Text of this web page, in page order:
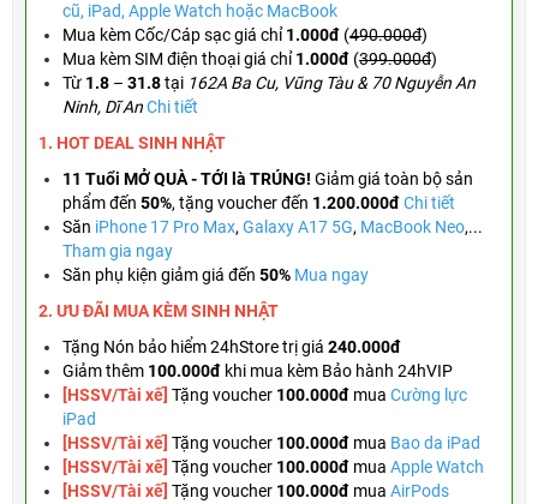
cũ, iPad, Apple Watch hoặc MacBook
Mua kèm Cốc/Cáp sạc giá chỉ1.000đ (490.000đ)
Mua kèm SIM điện thoại giá chỉ1.000đ (399.000đ)
Từ 1.8 – 31.8tại 162A Ba Cu, Vũng Tàu & 70 Nguyễn An
Ninh, Dĩ AnChi tiết
1. HOT DEAL SINH NHẬT
11 Tuổi MỞ QUÀ - TỚI là TRÚNG! Giảm giá toàn bộ sản
phẩm đến 50%, tặng voucher đến 1.200.000đChi tiết
Săn iPhone 17 Pro Max, Galaxy A17 5G, MacBook Neo,...
Tham gia ngay
Săn phụ kiện giảm giá đến 50% Mua ngay
2. ƯU ĐÃI MUA KÈMSINH NHẬT
Tặng Nón bảo hiểm 24hStore trị giá 240.000đ
Giảm thêm 100.000đ khi mua kèm Bảo hành 24hVIP
[HSSV/Tài xế] Tặng voucher 100.000đ mua Cường lực
iPad
[HSSV/Tài xế] Tặng voucher 100.000đ mua Bao da iPad
[HSSV/Tài xế] Tặng voucher 100.000đ mua Apple Watch
[HSSV/Tài xế] Tặng voucher 100.000đ mua AirPods